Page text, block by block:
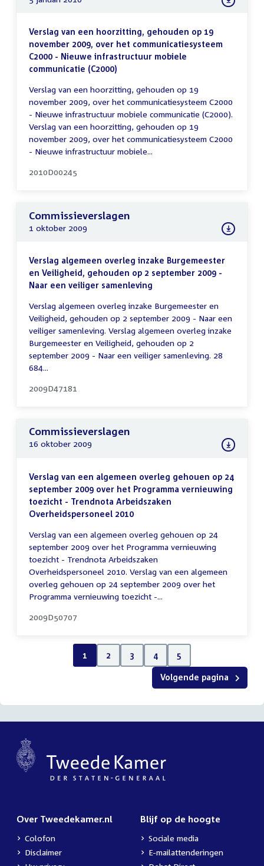
Verslag van een hoorzitting, gehouden op 19
november 2009, over het communicatiesysteem
C2000 - Nieuwe infrastructuur mobiele
communicatie (C2000)
Verslag van een hoorzitting, gehouden op 19
november 2009, over het communicatiesysteem C2000
- Nieuwe infrastructuur mobiele communicatie (C2000).
Verslag van een hoorzitting, gehouden op 19
november 2009, over het communicatiesysteem C2000
- Nieuwe infrastructuur mobiele...
2010D00245
Commissieverslagen
1 oktober 2009
Verslag algemeen overleg inzake Burgemeester
en Veiligheid, gehouden op 2 september 2009 -
Naar een veiliger samenleving
Verslag algemeen overleg inzake Burgemeester en
Veiligheid, gehouden op 2 september 2009 - Naar een
veiliger samenleving. Verslag algemeen overleg inzake
Burgemeester en Veiligheid, gehouden op 2
september 2009 - Naar een veiliger samenleving. 28
684...
2009D47181
Commissieverslagen
16 oktober 2009
Verslag van een algemeen overleg gehouen op 24
september 2009 over het Programma vernieuwing
toezicht - Trendnota Arbeidszaken
Overheidspersoneel 2010
Verslag van een algemeen overleg gehouen op 24
september 2009 over het Programma vernieuwing
toezicht - Trendnota Arbeidszaken
Overheidspersoneel 2010. Verslag van een algemeen
overleg gehouen op 24 september 2009 over het
Programma vernieuwing toezicht -...
2009D50707
1 2 3 4 5
Volgende pagina
Over Tweedekamer.nl
Colofon
Disclaimer
Blijf op de hoogte
Sociale media
E-mailattenderingen